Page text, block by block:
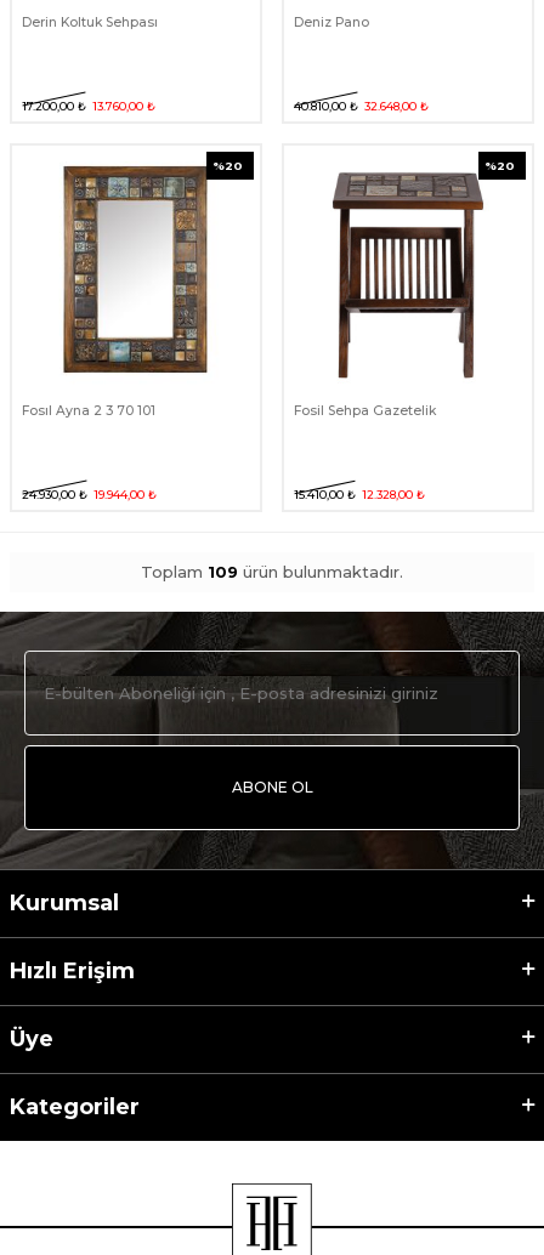
Derin Koltuk Sehpası
17.200,00 ₺ 13.760,00 ₺
Deniz Pano
40.810,00 ₺ 32.648,00 ₺
%20
Fosıl Ayna 2 3 70 101
24.930,00 ₺ 19.944,00 ₺
%20
Fosil Sehpa Gazetelik
15.410,00 ₺ 12.328,00 ₺
Toplam 109 ürün bulunmaktadır.
ABONE OL
Kurumsal
Hızlı Erişim
Üye
Kategoriler